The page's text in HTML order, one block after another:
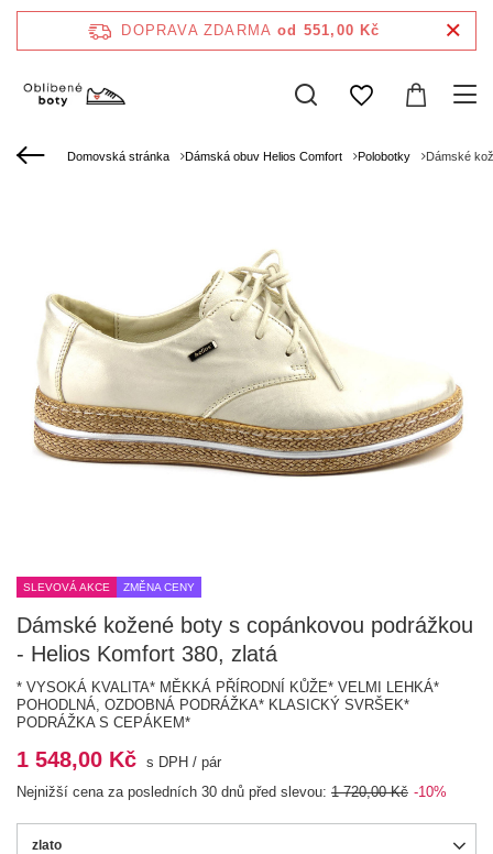
DOPRAVA ZDARMA od 551,00 Kč
Domovská stránka Dámská obuv Helios Comfort Polobotky Dámské
SLEVOVÁ AKCE ZMĚNA CENY
Dámské kožené boty s copánkovou podrážkou
- Helios Komfort 380, zlatá
* VYSOKÁ KVALITA* MĚKKÁ PŘÍRODNÍ KŮŽE* VELMI LEHKÁ*
POHODLNÁ, OZDOBNÁ PODRÁŽKA* KLASICKÝ SVRŠEK*
PODRÁŽKA S CEPÁKEM*
zlato
1 548,00 Kč s DPH / pár
Nejnižší cena za posledních 30 dnů před slevou: 1 720,00 Kč -10%